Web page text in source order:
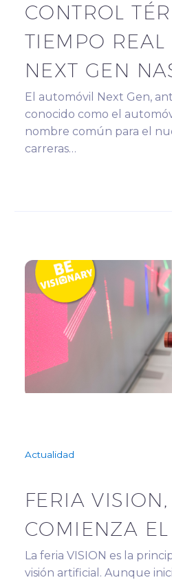
CONTROL
TIEMPO REAL
NEXT GEN
El automóvil Next Gen,
conocido como el
nombre común para el
carreras…
Actualidad
FERIA
COMIENZA
La feria VISION es la
visión artificial. Aunque